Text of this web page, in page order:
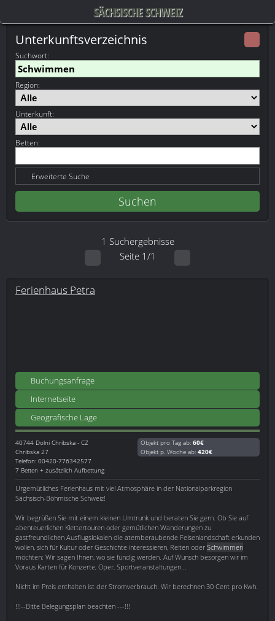
SÄCHSISCHE SCHWEIZ
Unterkunftsverzeichnis
Suchwort:
Region:
Unterkunft:
Betten:
Erweiterte Suche
1 Suchergebnisse
Seite 1/1
Ferienhaus Petra
Buchungsanfrage
Internetseite
Geografische Lage
40744 Dolni Chribska - CZ
Chribska 27
Telefon: 00420-776342577
7 Betten + zusätzlich Aufbettung
Objekt pro Tag ab: 60€
Objekt p. Woche ab: 420€
Urgemütliches Ferienhaus mit viel Atmosphäre in der Nationalparkregion
Sächsisch-Böhmische Schweiz!
Wir begrüßen Sie mit einem kleinen Umtrunk und beraten Sie gern. Ob Sie auf
abenteuerlichen Klettertouren oder gemütlichen Wanderungen zu
gastfreundlichen Ausflugslokalen die atemberaubende Felsenlandschaft erkunden
wollen, sich für Kultur oder Geschichte interessieren, Reiten oder Schwimmen
möchten: Wir sagen Ihnen, wo sie fündig werden. Auf Wunsch besorgen wir im
Voraus Karten für Konzerte, Oper, Sportveranstaltungen...
Nicht im Preis enthalten ist der Stromverbrauch. Wir berechnen 30 Cent pro Kwh.
!!!--Bitte Belegungsplan beachten ---!!!